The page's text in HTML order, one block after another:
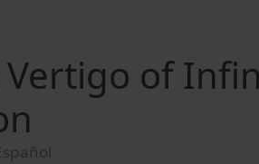
Vertigo of